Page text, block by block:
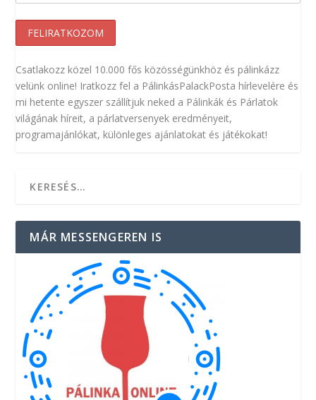
Csatlakozz közel 10.000 fős közösségünkhöz és pálinkázz
velünk online! Iratkozz fel a PálinkásPalackPosta hírlevelére és
mi hetente egyszer szállítjuk neked a Pálinkák és Párlatok
világának híreit, a párlatversenyek eredményeit,
programajánlókat, különleges ajánlatokat és játékokat!
MÁR MESSENGEREN IS